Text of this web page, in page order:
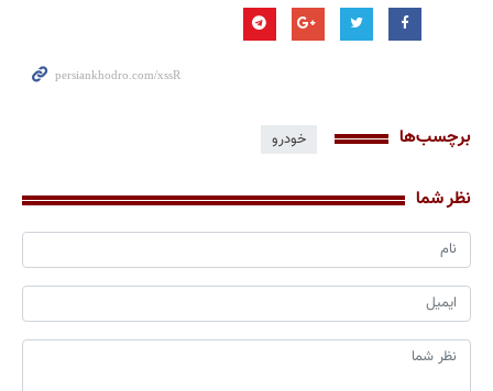
برچسب‌ها خودرو
نظر شما